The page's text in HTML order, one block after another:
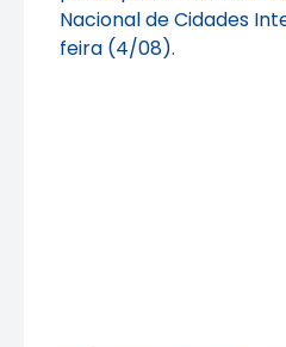
Nacional de Cidades
feira (4/08).